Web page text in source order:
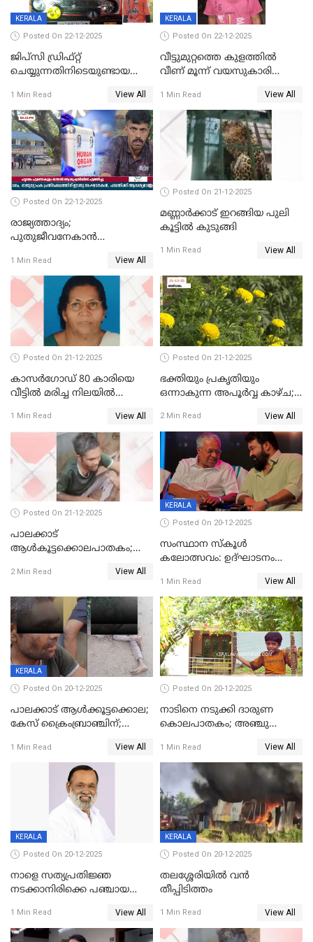
KERALA
Posted On 22-12-2025
ജിപ്സി ഡ്രിഫ്റ്റ്
ചെയ്യുന്നതിനിടെയുണ്ടായ
ദാരുണാന്ത്യം; ജീപ്സി
ഓടിച്ചയാൾ അറസ്റ്റിൽ.
1 Min Read View All
KERALA
Posted On 22-12-2025
വീട്ടുമുറ്റത്തെ കുളത്തിൽ
വീണ് മൂന്ന് വയസുകാരി
1 Min Read View All
Posted On 22-12-2025
രാജ്യത്താദ്യം;
പുതുജീവനേകാൻ
എറണാകുളം സർക്കാർ
ജനറൽ
ആശുപത്രിയിലെത്തിച്ചു
1 Min Read View All
Posted On 21-12-2025
മണ്ണാർക്കാട് ഇറങ്ങിയ പുലി
കൂട്ടിൽ കുടുങ്ങി
1 Min Read View All
Posted On 21-12-2025
കാസർഗോഡ് 80 കാരിയെ
വീട്ടിൽ മരിച്ച നിലയിൽ
1 Min Read View All
Posted On 21-12-2025
ഭക്തിയും പ്രകൃതിയും
ഒന്നാകുന്ന അപൂര്‍വ്വ കാഴ്ച;
കാഴ്ചാനുഭവമൊരുക്കി
ശബരീ നന്ദനം
2 Min Read View All
Posted On 21-12-2025
പാലക്കാട്‌
ആൾകൂട്ടക്കൊലപാതകം;
ഊർജ്ജിതമാക്കിമാക്കി
2 Min Read View All
KERALA
Posted On 20-12-2025
സംസ്ഥാന സ്കൂൾ
കലോത്സവം: ഉദ്ഘാടനം
മുഖ്യാതിഥിയായി
മോഹൻലാൽ
1 Min Read View All
KERALA
Posted On 20-12-2025
പാലക്കാട് ആൾക്കൂട്ടക്കൊല;
കേസ് ക്രൈംബ്രാഞ്ചിന്;
അന്വേഷിക്കും
1 Min Read View All
Posted On 20-12-2025
നാടിനെ നടുക്കി ദാരുണ
കൊലപാതകം; അഞ്ചു
കഴുത്തുഞെരിച്ച് കൊന്നു
1 Min Read View All
KERALA
Posted On 20-12-2025
നാളെ സത്യപ്രതിജ്ഞ
നടക്കാനിരിക്കെ പഞ്ചായത്ത്
1 Min Read View All
KERALA
Posted On 20-12-2025
തലശ്ശേരിയിൽ വൻ
തീപ്പിടിത്തം
1 Min Read View All